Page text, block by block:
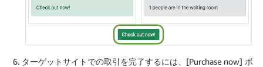
ターゲットサイトでの取引を完了するには、[Purchase now] ボ